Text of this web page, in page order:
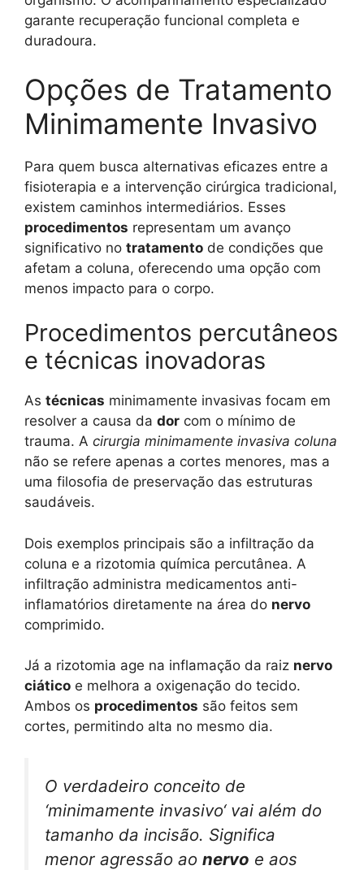
garante recuperação funcional completa e
duradoura.
Opções de Tratamento
Minimamente Invasivo
Para quem busca alternativas eficazes entre a
fisioterapia e a intervenção cirúrgica tradicional,
existem caminhos intermediários. Esses
procedimentos representam um avanço
significativo no tratamento de condições que
afetam a coluna, oferecendo uma opção com
menos impacto para o corpo.
Procedimentos percutâneos
e técnicas inovadoras
As técnicas minimamente invasivas focam em
resolver a causa da dor com o mínimo de
trauma. A cirurgia minimamente invasiva coluna
não se refere apenas a cortes menores, mas a
uma filosofia de preservação das estruturas
saudáveis.
Dois exemplos principais são a infiltração da
coluna e a rizotomia química percutânea. A
infiltração administra medicamentos anti-
inflamatórios diretamente na área do nervo
comprimido.
Já a rizotomia age na inflamação da raiz nervo
ciático e melhora a oxigenação do tecido.
Ambos os procedimentos são feitos sem
cortes, permitindo alta no mesmo dia.
O verdadeiro conceito de
‘minimamente invasivo‘ vai além do
tamanho da incisão. Significa
menor agressão ao nervo e aos